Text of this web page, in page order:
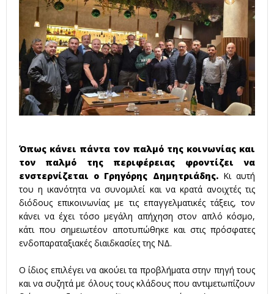
Όπως κάνει πάντα τον παλμό της κοινωνίας και
τον παλμό της περιφέρειας φροντίζει να
ενστερνίζεται ο Γρηγόρης Δημητριάδης.Κι αυτή
του η ικανότητα να συνομιλεί και να κρατά ανοιχτές τις
διόδους επικοινωνίας με τις επαγγελματικές τάξεις, τον
κάνει να έχει τόσο μεγάλη απήχηση στον απλό κόσμο,
κάτι που σημειωτέον αποτυπώθηκε και στις πρόσφατες
ενδοπαραταξιακές διαιδκασίες της ΝΔ.
Ο ίδιος επιλέγει να ακούει τα προβλήματα στην πηγή τους
και να συζητά με όλους τους κλάδους που αντιμετωπίζουν